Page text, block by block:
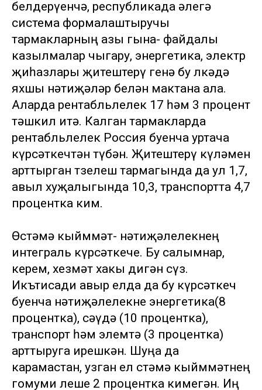
белдерүенчә, республикада әлегә
система формалаштыручы
тармакларның азы гына- файдалы
казылмалар чыгару, энергетика, электр
җиһазлары җитештерү генә бу өлкәдә
яхшы нәтиҗәләр белән мактана ала.
Аларда рентабльлелек 17 һәм 3 процент
тәшкил итә. Калган тармакларда
рентабльлелек Россия буенча уртача
күрсәткечтән түбән. Җитештерү күләмен
арттырган төзелеш тармагында да ул 1,7,
авыл хуҗалыгында 10,3, транспортта 4,7
процентка ким.
Өстәмә кыйммәт- нәтиҗәлелекнең
интеграль күрсәткече. Бу салымнар,
керем, хезмәт хакы дигән сүз.
Икътисади авыр елда да бу күрсәткеч
буенча нәтиҗәлелекне энергетика(8
процентка), сәүдә (10 процентка),
транспорт һәм элемтә (3 процентка)
арттыруга ирешкән. Шуңа да
карамастан, узган ел өстәмә кыйммәтнең
гомуми өлеше 2 процентка кимегән. Иң